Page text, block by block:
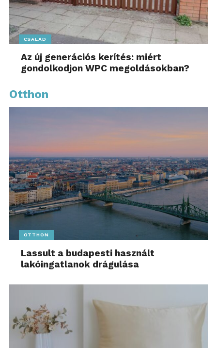
CSALÁD
Az új generációs kerítés: miért
gondolkodjon WPC megoldásokban?
Otthon
OTTHON
Lassult a budapesti használt
lakóingatlanok drágulása